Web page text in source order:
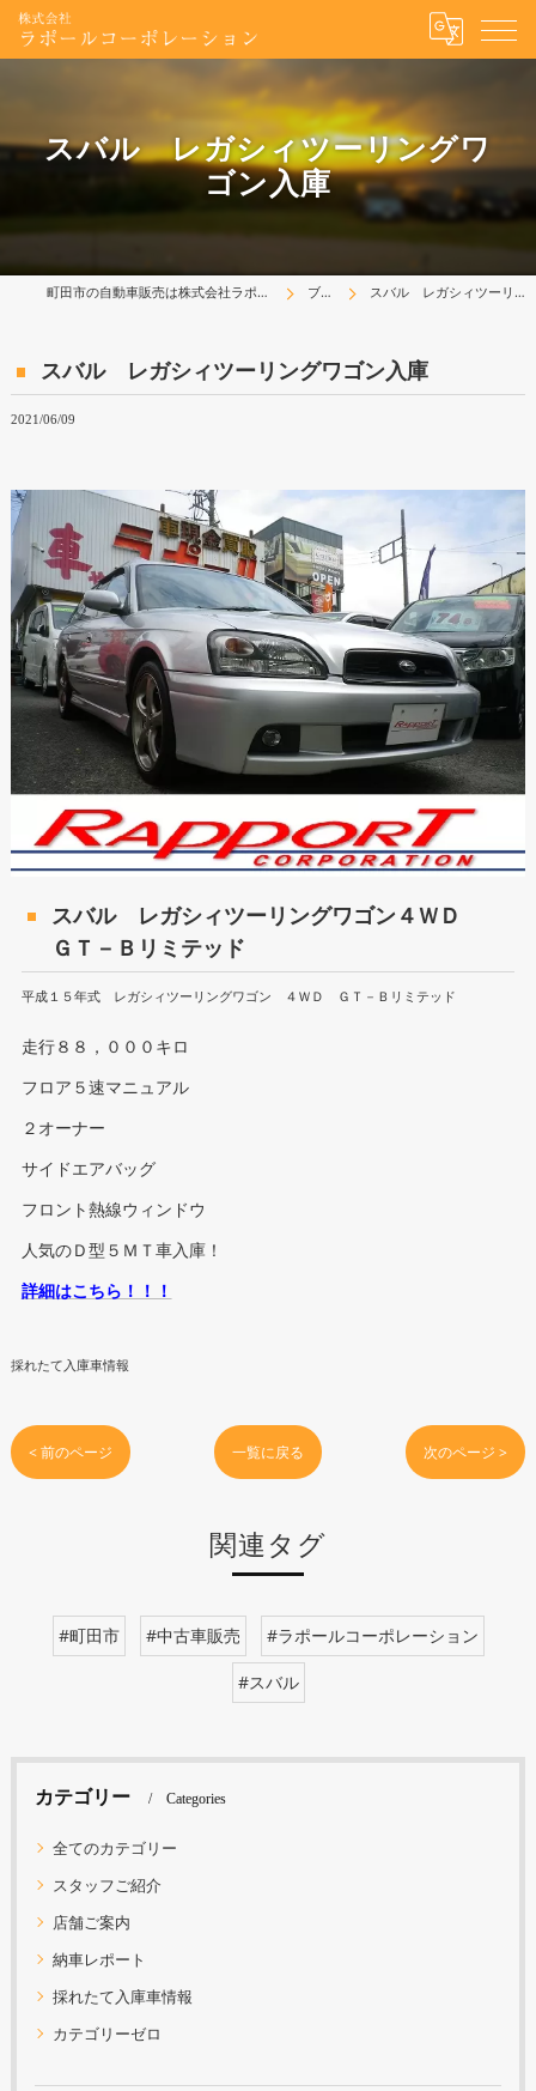
スバル レガシィツーリングワ
ゴン入庫
町田市の自動車販売は株式会社ラポールコーポレーション ブログ スバル レガシィツーリングワゴン入庫
スバル レガシィツーリングワゴン入庫
2021/06/09
スバル レガシィツーリングワゴン４ＷＤ
ＧＴ－Ｂリミテッド
平成１５年式 レガシィツーリングワゴン ４ＷＤ ＧＴ－Ｂリミテッド
走行８８，０００キロ
フロア５速マニュアル
２オーナー
サイドエアバッグ
フロント熱線ウィンドウ
人気のＤ型５ＭＴ車入庫！
詳細はこちら！！！
採れたて入庫車情報
< 前のページ 一覧に戻る 次のページ >
関連タグ
#町田市 #中古車販売 #ラポールコーポレーション
#スバル
カテゴリー Categories
全てのカテゴリー
スタッフご紹介
店舗ご案内
納車レポート
採れたて入庫車情報
カテゴリーゼロ